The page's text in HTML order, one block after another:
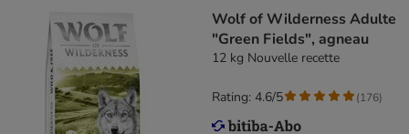
Wolf of Wilderness Adulte
"Green Fields", agneau
12 kg Nouvelle recette
Rating: 4.6/5 (176)